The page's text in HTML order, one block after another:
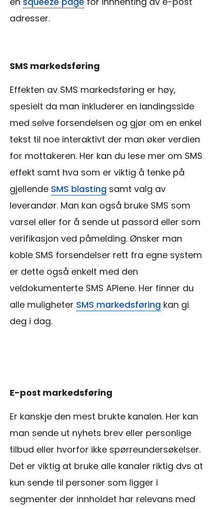
adresser.
SMS markedsføring
Effekten av SMS markedsføring er høy,
spesielt da man inkluderer en landingsside
med selve forsendelsen og gjør om en enkel
tekst til noe interaktivt der man øker verdien
for mottakeren. Her kan du lese mer om SMS
effekt samt hva som er viktig å tenke på
gjellende SMS blasting samt valg av
leverandør. Man kan også bruke SMS som
varsel eller for å sende ut passord eller som
verifikasjon ved påmelding. Ønsker man
koble SMS forsendelser rett fra egne system
er dette også enkelt med den
veldokumenterte SMS APIene. Her finner du
alle muligheter SMS markedsføring kan gi
deg i dag.
E-post markedsføring
Er kanskje den mest brukte kanalen. Her kan
man sende ut nyhets brev eller personlige
tilbud eller hvorfor ikke spørreundersøkelser.
Det er viktig at bruke alle kanaler riktig dvs at
kun sende til personer som ligger i
segmenter der innholdet har relevans med